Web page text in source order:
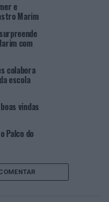
Clube de Sines
masculino e o
do Clube
do Sul, e do Município
da Federação de
Turismo do Algarve,
Club, Junta de Freguesia
do Algarve).
CASTRO MARIM
VILANOVA
e
Marim
com
colabora
escola
vindas
Palco do